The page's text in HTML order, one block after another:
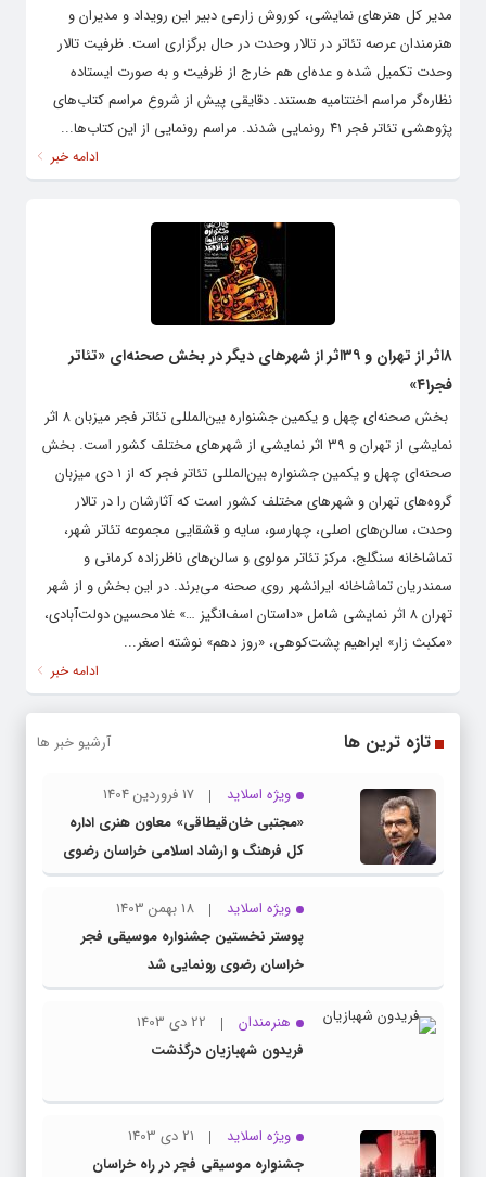
مدیر کل هنرهای نمایشی، کوروش زارعی دبیر این رویداد و مدیران و
هنرمندان عرصه تئاتر در تالار وحدت در حال برگزاری است. ظرفیت تالار
وحدت تکمیل شده و عده‌ای هم خارج از ظرفیت و به صورت ایستاده
نظاره‌گر مراسم اختتامیه هستند. دقایقی پیش از شروع مراسم کتاب‌های
پژوهشی تئاتر فجر ۴۱ رونمایی شدند. مراسم رونمایی از این کتاب‌ها...
ادامه خبر
۸اثر از تهران و ۳۹اثر از شهرهای دیگر در بخش صحنه‌ای «تئاتر
فجر۴۱»
بخش صحنه‌ای چهل و یکمین جشنواره بین‌المللی تئاتر فجر میزبان ۸ اثر
نمایشی از تهران و ۳۹ اثر نمایشی از شهرهای مختلف کشور است. بخش
صحنه‌ای چهل و یکمین جشنواره بین‌المللی تئاتر فجر که از ۱ دی میزبان
گروه‌های تهران و شهرهای مختلف کشور است که آثارشان را در تالار
وحدت، سالن‌های اصلی، چهارسو، سایه و قشقایی مجموعه تئاتر شهر،
تماشاخانه سنگلج، مرکز تئاتر مولوی و سالن‌های ناظرزاده کرمانی و
سمندریان تماشاخانه ایرانشهر روی صحنه می‌برند. در این بخش و از شهر
تهران ۸ اثر نمایشی شامل «داستان اسف‌انگیز …» غلامحسین دولت‌آبادی،
«مکبث زار» ابراهیم پشت‌کوهی، «روز دهم» نوشته اصغر...
ادامه خبر
تازه ترین ها آرشیو خبر ها
ویژه اسلاید
17 فروردین 1404
«مجتبی خان‌قیطاقی» معاون هنری اداره
کل فرهنگ و ارشاد اسلامی خراسان رضوی
شد
ویژه اسلاید
18 بهمن 1403
پوستر نخستین جشنواره موسیقی فجر
خراسان رضوی رونمایی شد
هنرمندان
22 دی 1403
فریدون شهبازیان درگذشت
ویژه اسلاید
21 دی 1403
جشنواره موسیقی فجر در راه خراسان